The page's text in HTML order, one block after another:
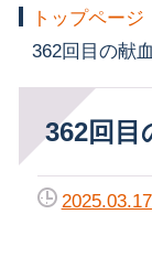
トップページ
362回目の献血
362回